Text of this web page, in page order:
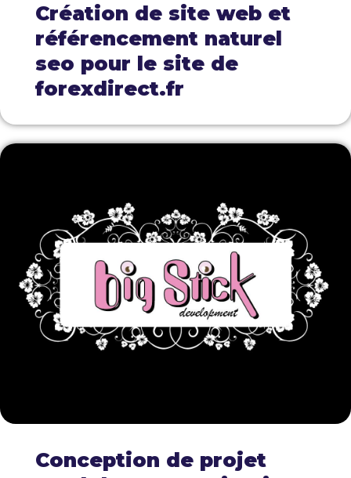
Création de site web et
référencement naturel
seo pour le site de
forexdirect.fr
Conception de projet